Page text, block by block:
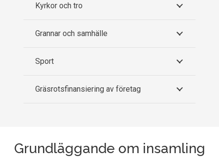
Kyrkor och tro
Grannar och samhälle
Sport
Gräsrotsfinansiering av företag
Grundläggande om insamling